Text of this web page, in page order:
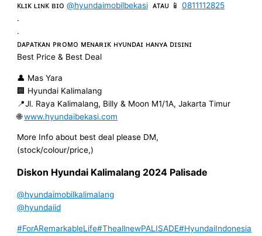
ᴋʟɪᴋ ʟɪɴᴋ ʙɪᴏ@hyundaimobilbekasi ᴀᴛᴀᴜ 📱0811112825
.
.
ᴅᴀᴘᴀᴛᴋᴀɴ ᴘʀᴏᴍᴏ ᴍᴇɴᴀʀɪᴋ ʜʏᴜɴᴅᴀɪ ʜᴀɴʏᴀ ᴅɪsɪɴɪ
Best Price & Best Deal
👤 Mas Yara
🏢 Hyundai Kalimalang
📍Jl. Raya Kalimalang, Billy & Moon M1/1A, Jakarta Timur
🌐www.hyundaibekasi.com
More Info about best deal please DM,
(stock/colour/price,)
Diskon Hyundai Kalimalang 2024 Palisade
@hyundaimobilkalimalang
@hyundaiid
#ForARemarkableLife#TheallnewPALISADE#HyundaiIndonesia